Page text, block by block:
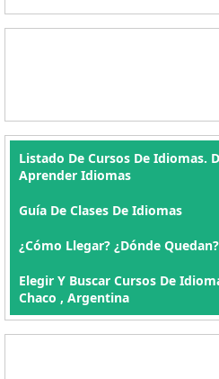
Listado De Cursos De Idiomas.
Aprender Idiomas
Guía De Clases De Idiomas
¿Cómo Llegar? ¿Dónde Quedan?
Elegir Y Buscar Cursos De
Chaco , Argentina